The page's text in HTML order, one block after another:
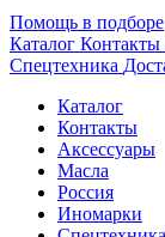
Помощь в подборе
Каталог Контакты
Спецтехника
Каталог
Контакты
Аксессуары
Масла
Россия
Иномарки